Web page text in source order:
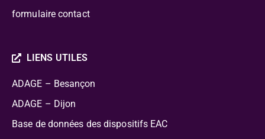
formulaire contact
LIENS UTILES
ADAGE – Besançon
ADAGE – Dijon
Base de données des dispositifs EAC